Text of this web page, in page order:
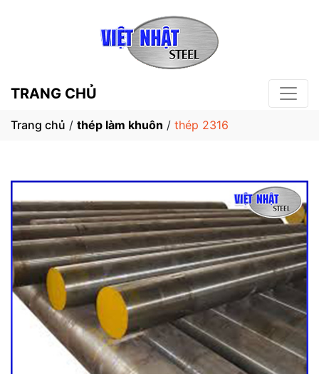
TRANG CHỦ
Trang chủ / thép làm khuôn / thép 2316